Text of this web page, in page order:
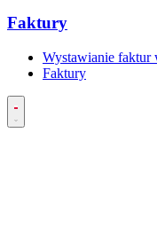
Faktury
Wystawianie faktur
Faktury